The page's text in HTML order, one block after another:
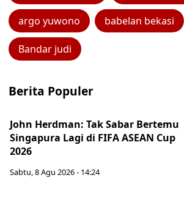
argo yuwono babelan bekasi
Bandar judi
Berita Populer
John Herdman: Tak Sabar Bertemu
Singapura Lagi di FIFA ASEAN Cup
2026
Sabtu, 8 Agu 2026 - 14:24